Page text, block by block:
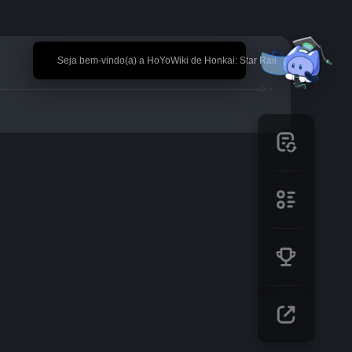
🎉 Seja bem-vindo(a) a HoYoWiki de Honkai: Star Rail!